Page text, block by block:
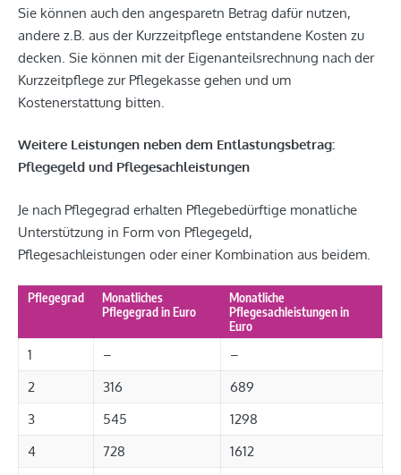
Sie können auch den angesparetn Betrag dafür nutzen,
andere z.B. aus der Kurzzeitpflege entstandene Kosten zu
decken. Sie können mit der Eigenanteilsrechnung nach der
Kurzzeitpflege zur Pflegekasse gehen und um
Kostenerstattung bitten.
Weitere Leistungen neben dem Entlastungsbetrag:
Pflegegeld und Pflegesachleistungen
Je nach Pflegegrad erhalten Pflegebedürftige monatliche
Unterstützung in Form von Pflegegeld,
Pflegesachleistungen oder einer Kombination aus beidem.
Pflegegrad
Monatliches
Pflegegrad in Euro
Monatliche
Pflegesachleistungen in
Euro
1 –
–
2
316
689
3
545
1298
4
728
1612